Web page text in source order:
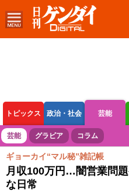
トピックス 政治・社会 芸能
ボートレース 競輪 オートレース
芸能 グラビア コラム
ギョーカイ“マル秘”雑記帳
月収100万円…闇営業問
な日常